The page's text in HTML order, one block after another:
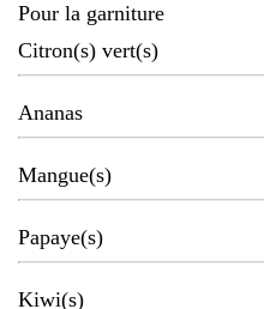
Pour la garniture
Citron(s) vert(s)
Ananas
Mangue(s)
Papaye(s)
Kiwi(s)